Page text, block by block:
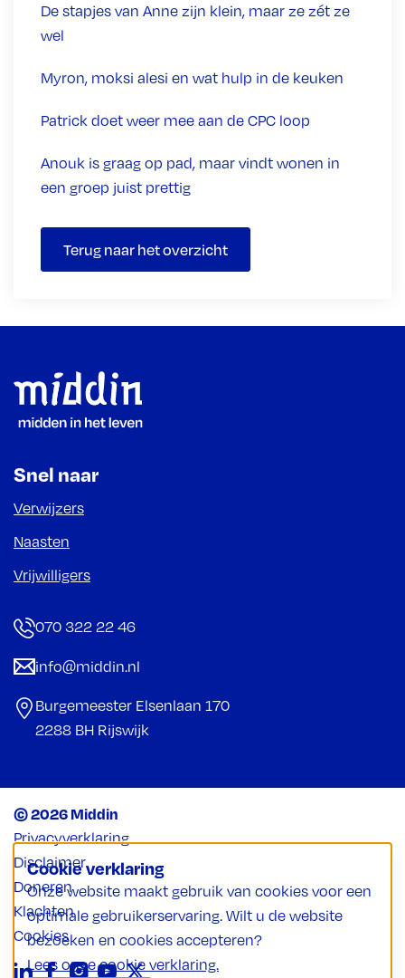
Cookie verklaring
Onze website maakt gebruik van cookies voor een
optimale gebruikerservaring. Wilt u de website
bezoeken en cookies accepteren?
Lees onze cookie verklaring.
De stapjes van Anne zijn klein, maar ze zét ze
wel
Myron, moksi alesi en wat hulp in de keuken
Patrick doet weer mee aan de CPC loop
Anouk is graag op pad, maar vindt wonen in
een groep juist prettig
Terug naar het overzicht
Footer
Snel naar
Verwijzers
Naasten
Vrijwilligers
070 322 22 46
info@middin.nl
Burgemeester Elsenlaan 170
2288 BH Rijswijk
© 2026 Middin
Privacyverklaring
Disclaimer
Doneren
Klachten
Cookies